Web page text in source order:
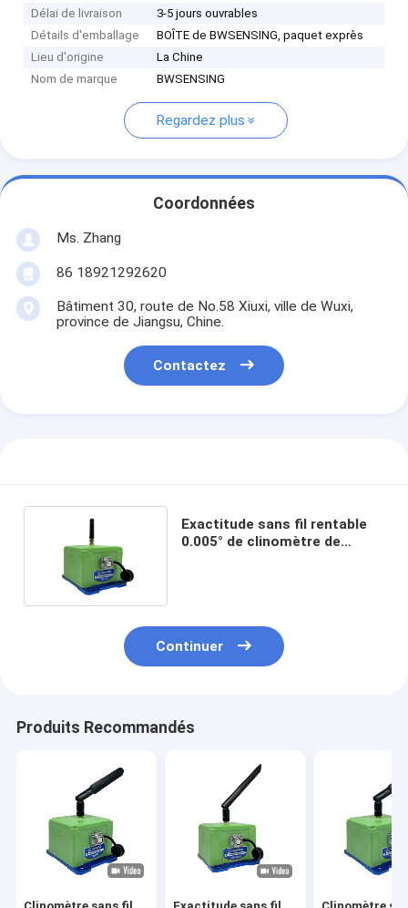
Délai de livraison
3-5 jours ouvrables
Détails d'emballage
BOÎTE de BWSENSING, paquet exprès
Lieu d'origine
La Chine
Nom de marque
BWSENSING
Regardez plus
Coordonnées
Ms. Zhang
86 18921292620
Bâtiment 30, route de No.58 Xiuxi, ville de Wuxi,
province de Jiangsu, Chine.
Contactez
Exactitude sans fil rentable
0.005° de clinomètre de
Continuer
Produits Recommandés